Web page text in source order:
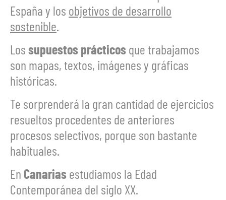
España y los objetivos de desarrollo
sostenible.
Lossupuestos prácticosque trabajamos
son mapas, textos, imágenes y gráficas
históricas.
Te sorprenderá la gran cantidad de ejercicios
resueltos procedentes de anteriores
procesos selectivos, porque son bastante
habituales.
En Canariasestudiamos la Edad
Contemporánea del siglo XX.